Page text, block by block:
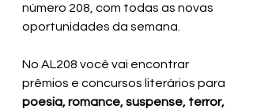
número 208, com todas as novas
oportunidades da semana.
No AL208 você vai encontrar
prêmios e concursos literários para
poesia, romance, suspense, terror,